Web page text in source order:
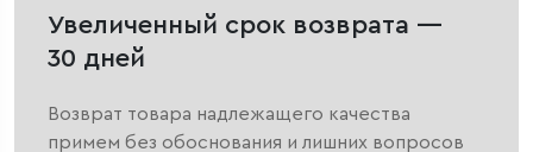
Увеличенный срок возврата —
30 дней
Возврат товара надлежащего качества
примем без обоснования и лишних вопросов